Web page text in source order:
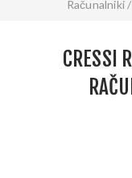
Računalniki
CRESSI